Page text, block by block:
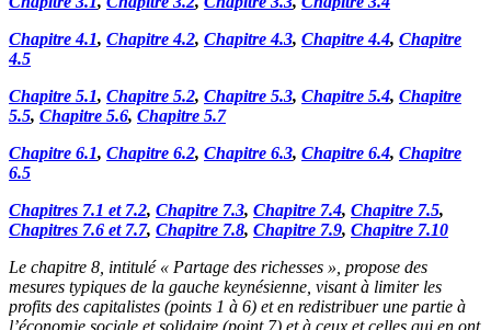
Chapitre 4.1, Chapitre 4.2, Chapitre 4.3, Chapitre 4.4, Chapitre
4.5
Chapitre 5.1, Chapitre 5.2, Chapitre 5.3, Chapitre 5.4, Chapitre
5.5, Chapitre 5.6, Chapitre 5.7
Chapitre 6.1, Chapitre 6.2, Chapitre 6.3, Chapitre 6.4, Chapitre
6.5
Chapitres 7.1 et 7.2, Chapitre 7.3, Chapitre 7.4, Chapitre 7.5,
Chapitres 7.6 et 7.7, Chapitre 7.8, Chapitre 7.9, Chapitre 7.10
Le chapitre 8, intitulé « Partage des richesses », propose des
mesures typiques de la gauche keynésienne, visant à limiter les
profits des capitalistes (points 1 à 6) et en redistribuer une partie à